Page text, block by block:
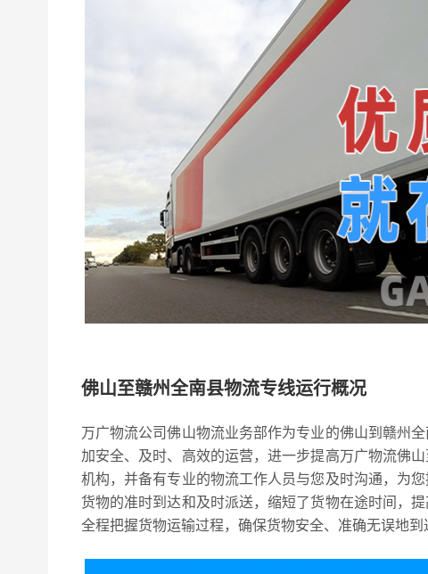
佛山至赣州全南县物流专线运行概况
万广物流公司佛山物流业务部作为专业的佛山到赣州
加安全、及时、高效的运营，进一步提高万广物流佛
机构，并备有专业的物流工作人员与您及时沟通，为
货物的准时到达和及时派送，缩短了货物在途时间，
全程把握货物运输过程，确保货物安全、准确无误地